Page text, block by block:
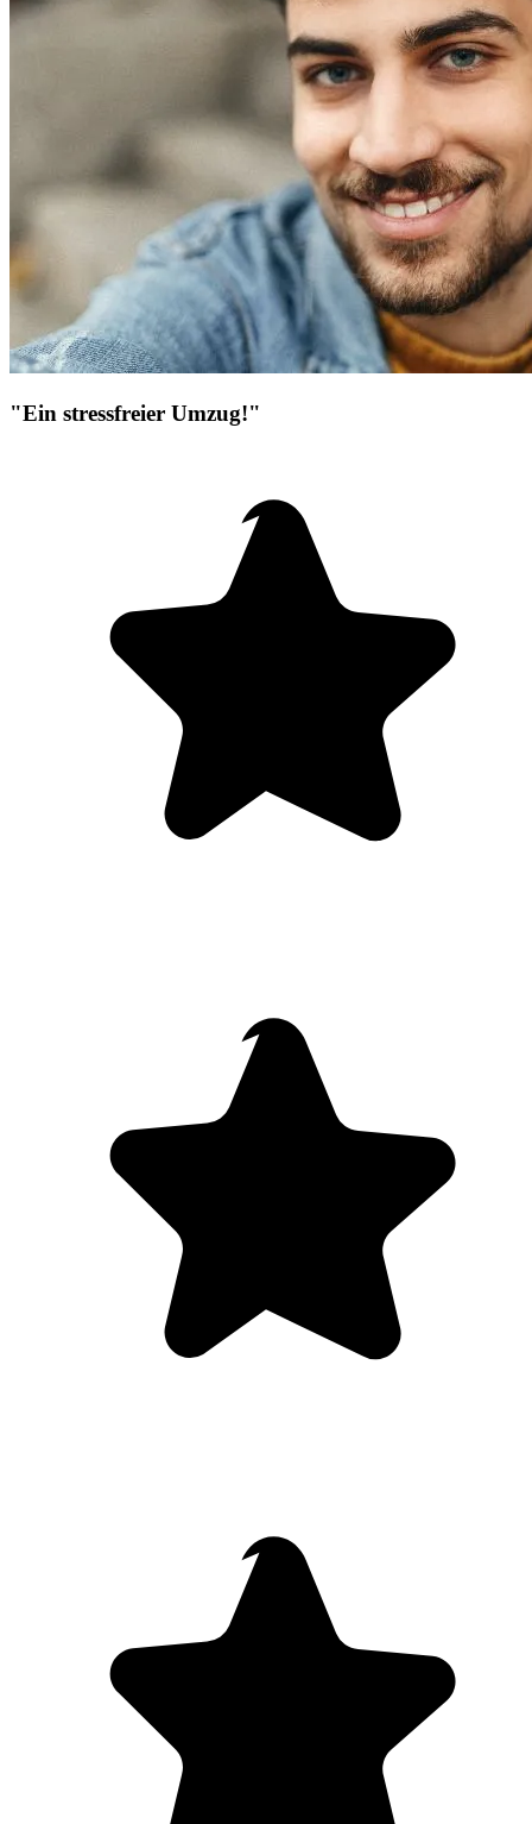
"Ein stressfreier Umzug!"